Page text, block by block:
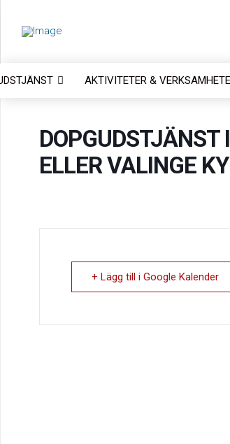
AKTIVITETER &
DOPGUDSTJÄNST
ELLER VALINGE
+ Lägg till i Google Kalender